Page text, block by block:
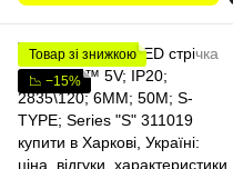
Товар зі знижкою
📉 −15%